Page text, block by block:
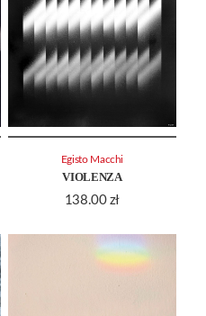
VIOLENZA
138.00 zł
Egisto Macchi